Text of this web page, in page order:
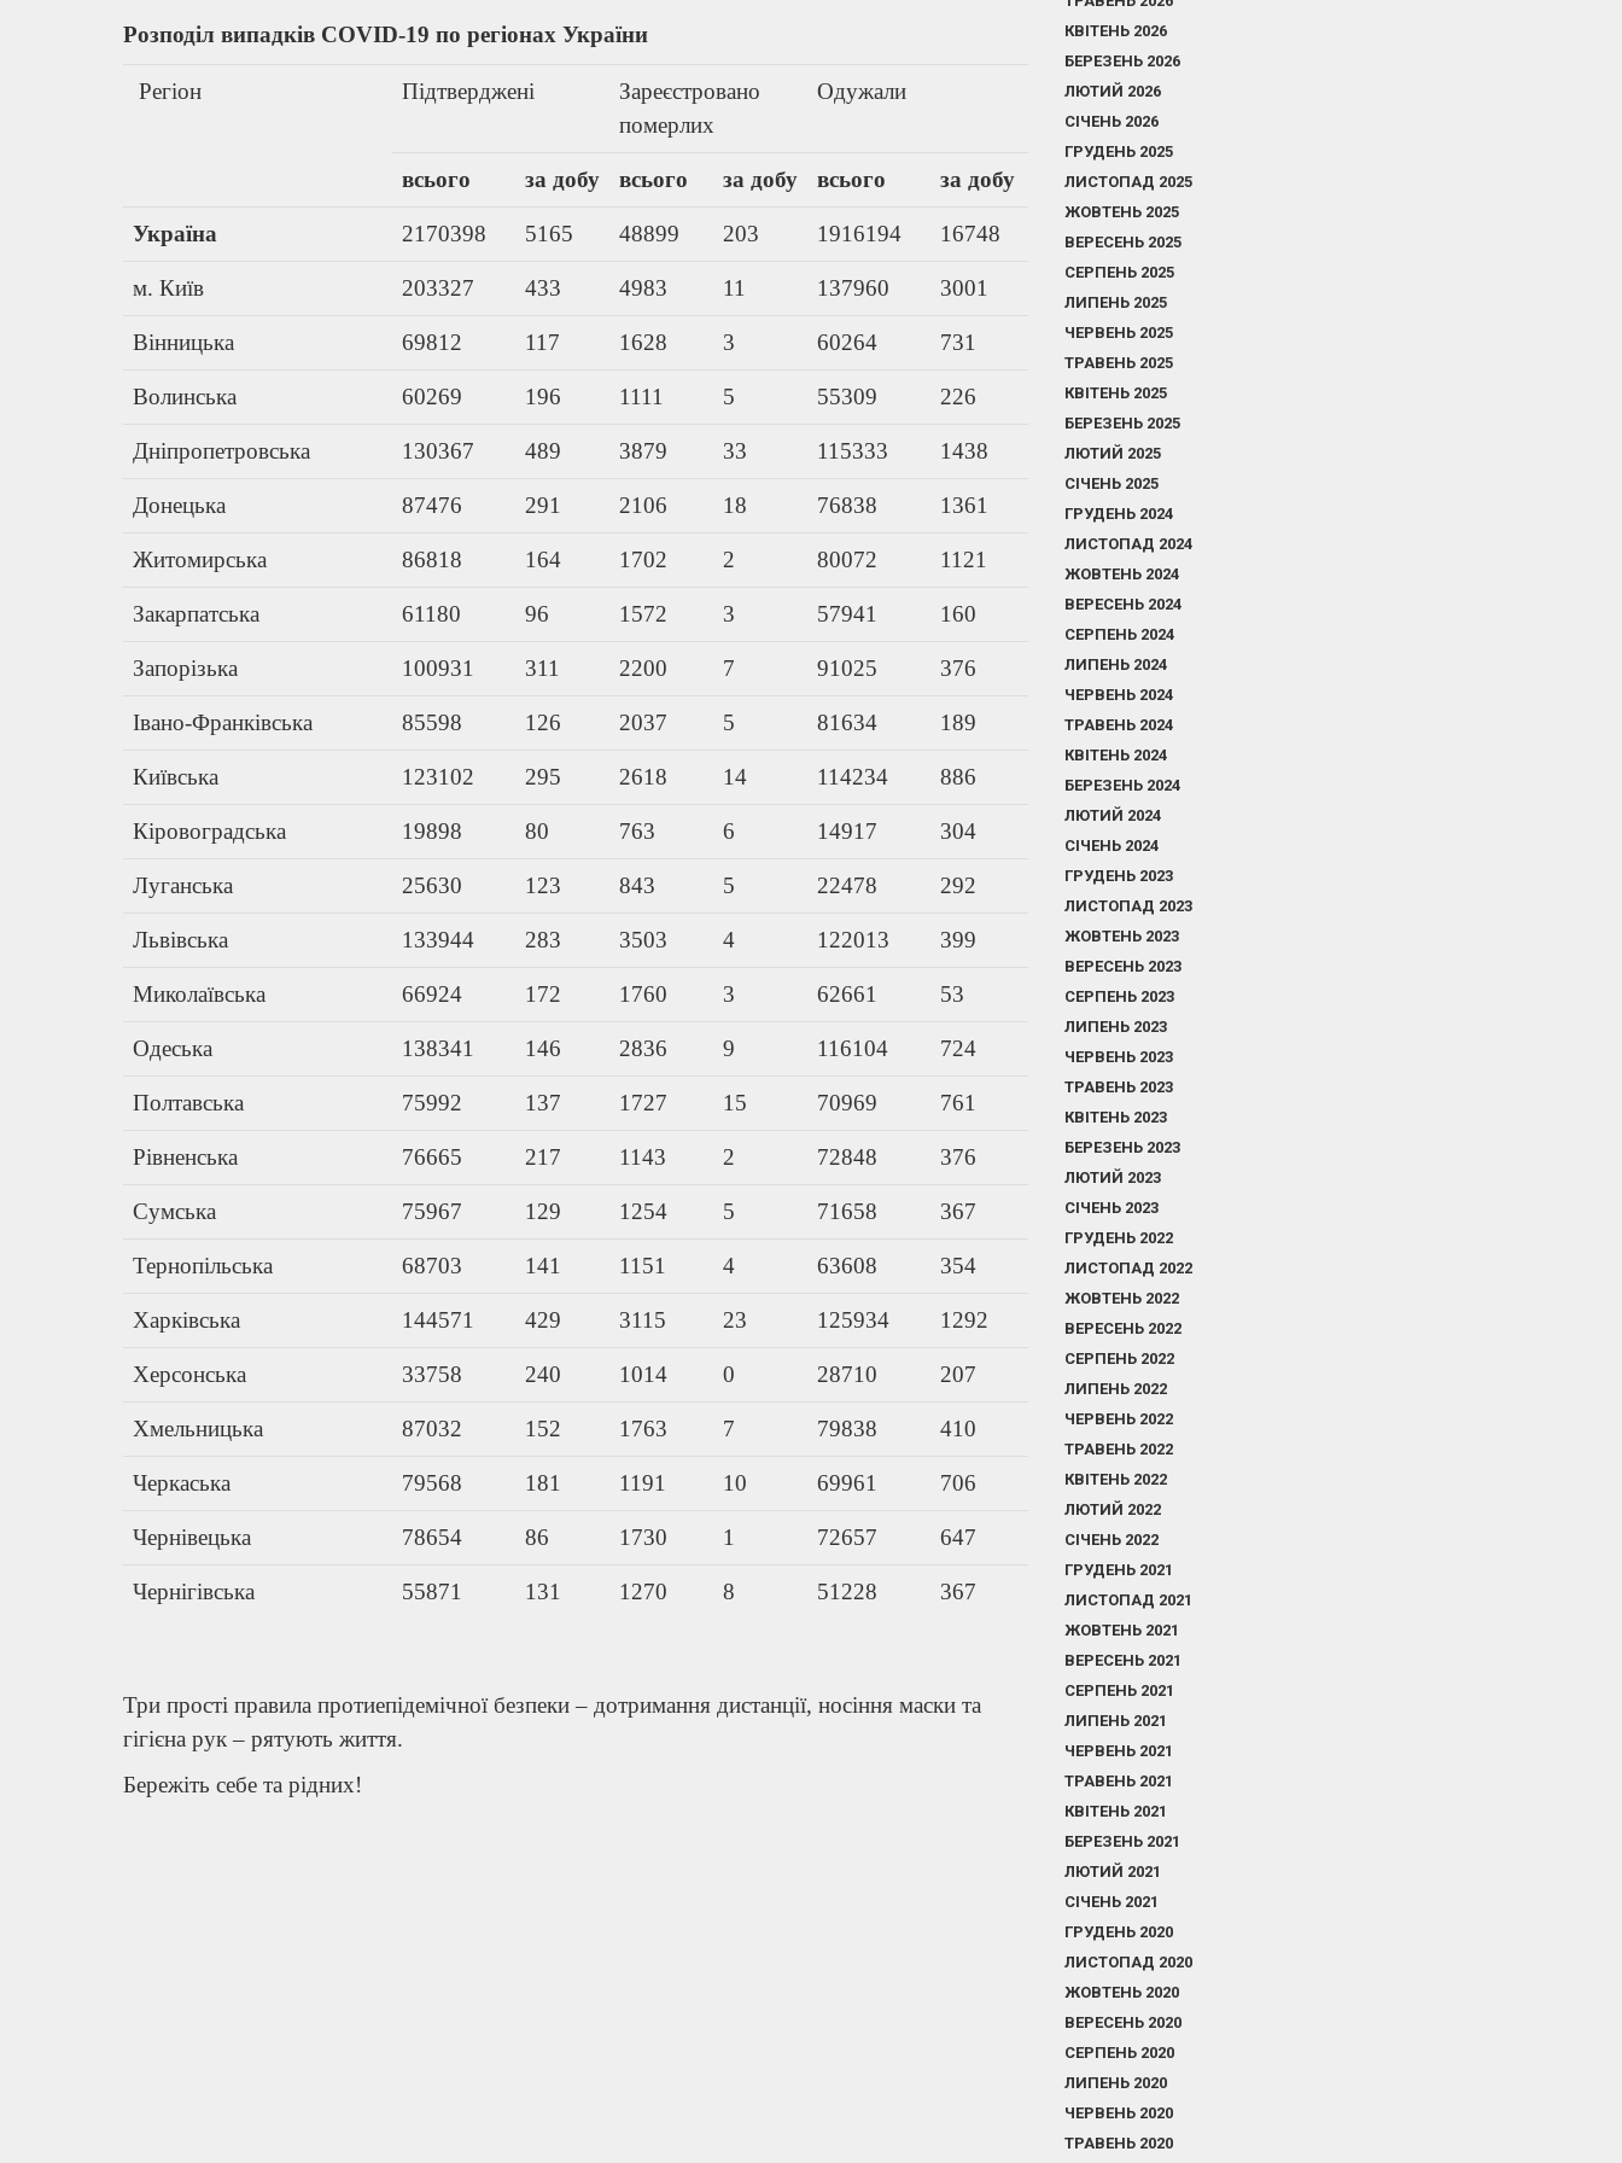
Розподіл випадків COVID-19 по регіонах України
Регіон Підтверджені
Зареєстровано
померлих
Одужали
всього за добу всього за добу всього за добу
Україна 2170398 5165 48899 203 1916194 16748
м. Київ 203327 433 4983 11 137960 3001
Вінницька 69812 117 1628 3 60264 731
Волинська 60269 196 1111 5 55309 226
Дніпропетровська 130367 489 3879 33 115333 1438
Донецька 87476 291 2106 18 76838 1361
Житомирська 86818 164 1702 2 80072 1121
Закарпатська 61180 96 1572 3 57941 160
Запорізька 100931 311 2200 7 91025 376
Івано-Франківська 85598 126 2037 5 81634 189
Київська 123102 295 2618 14 114234 886
Кіровоградська 19898 80 763 6 14917 304
Луганська 25630 123 843 5 22478 292
Львівська 133944 283 3503 4 122013 399
Миколаївська 66924 172 1760 3 62661 53
Одеська 138341 146 2836 9 116104 724
Полтавська 75992 137 1727 15 70969 761
Рівненська 76665 217 1143 2 72848 376
Сумська 75967 129 1254 5 71658 367
Тернопільська 68703 141 1151 4 63608 354
Харківська 144571 429 3115 23 125934 1292
Херсонська 33758 240 1014 0 28710 207
Хмельницька 87032 152 1763 7 79838 410
Черкаська 79568 181 1191 10 69961 706
Чернівецька 78654 86 1730 1 72657 647
Чернігівська 55871 131 1270 8 51228 367
Три прості правила протиепідемічної безпеки – дотримання дистанції, носіння маски та
гігієна рук – рятують життя.
Бережіть себе та рідних!
КВІТЕНЬ 2026
БЕРЕЗЕНЬ 2026
ЛЮТИЙ 2026
СІЧЕНЬ 2026
ГРУДЕНЬ 2025
ЛИСТОПАД 2025
ЖОВТЕНЬ 2025
ВЕРЕСЕНЬ 2025
СЕРПЕНЬ 2025
ЛИПЕНЬ 2025
ЧЕРВЕНЬ 2025
ТРАВЕНЬ 2025
КВІТЕНЬ 2025
БЕРЕЗЕНЬ 2025
ЛЮТИЙ 2025
СІЧЕНЬ 2025
ГРУДЕНЬ 2024
ЛИСТОПАД 2024
ЖОВТЕНЬ 2024
ВЕРЕСЕНЬ 2024
СЕРПЕНЬ 2024
ЛИПЕНЬ 2024
ЧЕРВЕНЬ 2024
ТРАВЕНЬ 2024
КВІТЕНЬ 2024
БЕРЕЗЕНЬ 2024
ЛЮТИЙ 2024
СІЧЕНЬ 2024
ГРУДЕНЬ 2023
ЛИСТОПАД 2023
ЖОВТЕНЬ 2023
ВЕРЕСЕНЬ 2023
СЕРПЕНЬ 2023
ЛИПЕНЬ 2023
ЧЕРВЕНЬ 2023
ТРАВЕНЬ 2023
КВІТЕНЬ 2023
БЕРЕЗЕНЬ 2023
ЛЮТИЙ 2023
СІЧЕНЬ 2023
ГРУДЕНЬ 2022
ЛИСТОПАД 2022
ЖОВТЕНЬ 2022
ВЕРЕСЕНЬ 2022
СЕРПЕНЬ 2022
ЛИПЕНЬ 2022
ЧЕРВЕНЬ 2022
ТРАВЕНЬ 2022
КВІТЕНЬ 2022
ЛЮТИЙ 2022
СІЧЕНЬ 2022
ГРУДЕНЬ 2021
ЛИСТОПАД 2021
ЖОВТЕНЬ 2021
ВЕРЕСЕНЬ 2021
СЕРПЕНЬ 2021
ЛИПЕНЬ 2021
ЧЕРВЕНЬ 2021
ТРАВЕНЬ 2021
КВІТЕНЬ 2021
БЕРЕЗЕНЬ 2021
ЛЮТИЙ 2021
СІЧЕНЬ 2021
ГРУДЕНЬ 2020
ЛИСТОПАД 2020
ЖОВТЕНЬ 2020
ВЕРЕСЕНЬ 2020
СЕРПЕНЬ 2020
ЛИПЕНЬ 2020
ЧЕРВЕНЬ 2020
ТРАВЕНЬ 2020